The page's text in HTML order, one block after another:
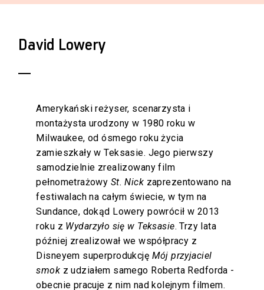
David Lowery
Amerykański reżyser, scenarzysta i
montażysta urodzony w 1980 roku w
Milwaukee, od ósmego roku życia
zamieszkały w Teksasie. Jego pierwszy
samodzielnie zrealizowany film
pełnometrażowy St. Nick zaprezentowano na
festiwalach na całym świecie, w tym na
Sundance, dokąd Lowery powrócił w 2013
roku z Wydarzyło się w Teksasie. Trzy lata
później zrealizował we współpracy z
Disneyem superprodukcję Mój przyjaciel
smok z udziałem samego Roberta Redforda -
obecnie pracuje z nim nad kolejnym filmem.